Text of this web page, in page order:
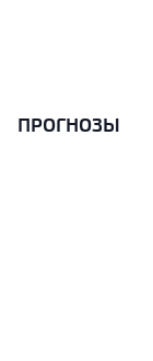
ПРОГНОЗЫ